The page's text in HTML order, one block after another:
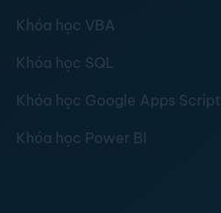
Khóa học VBA
Khóa học SQL
Khóa học Google Apps Script
Khóa học Power BI